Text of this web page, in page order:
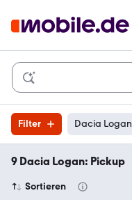
Filter Dacia Logan
9 Dacia Logan: Pickup
Sortieren